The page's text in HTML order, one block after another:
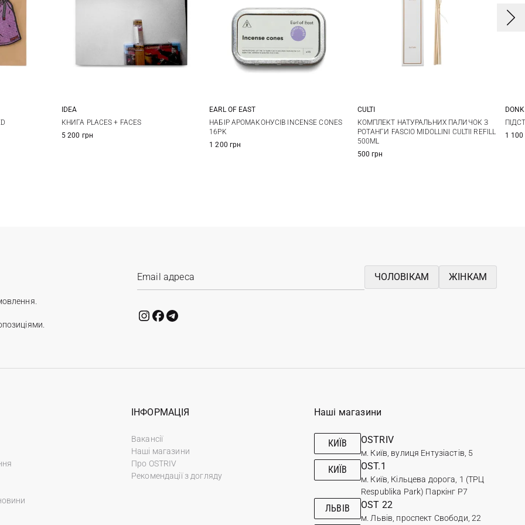
One Size
IDEA
КНИГА PLACES + FACES
5 200 грн
One Size
EARL OF EAST
НАБІР АРОМАКОНУСІВ INCENSE CONES
16PK
1 200 грн
500МЛ
CULTI
КОМПЛЕКТ НАТУРАЛЬНИХ ПАЛИЧОК З
РОТАНГИ FASCIO MIDOLLINI CULTII REFILL
500ML
500 грн
1 100
ЧОЛОВІКАМ ЖІНКАМ
ІНФОРМАЦІЯ
Вакансії
Наші магазини
Про OSTRIV
Рекомендації з догляду
Наші магазини
КИЇВ OSTRIV
м. Київ, вулиця Ентузіастів, 5
КИЇВ OST.1
м. Київ, Кільцева дорога, 1 (ТРЦ
Respublika Park) Паркінг Р7
ЛЬВІВ OST 22
м. Львів, проспект Свободи, 22